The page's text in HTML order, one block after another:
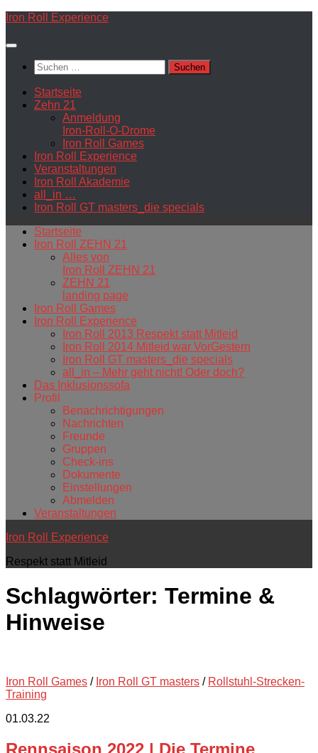
Zum
springen
Iron Roll Experience
Suchen
nach:
Startseite
Zehn 21
Anmeldung
Iron-Roll-O-Drome
Iron Roll Games
Iron Roll Experience
Veranstaltungen
Iron Roll Akademie
all_in …
Iron Roll GT masters_die specials
Startseite
Iron Roll ZEHN 21
Alles von
Iron Roll ZEHN 21
ZEHN 21
landing page
Iron Roll Games
Iron Roll Experience
Iron Roll 2013 Respekt statt Mitleid
Iron Roll 2014 Mitleid war VorGestern
Iron Roll GT masters_die specials
all_in – Mehr geht nicht! Oder doch?
Das Inklusionssofa
Profil
Benachrichtigungen
Nachrichten
Freunde
Gruppen
Check-ins
Dokumente
Einstellungen
Abmelden
Veranstaltungen
Iron Roll Experience
Respekt statt Mitleid
Schlagwörter: Termine &
Hinweise
Iron Roll Games / Iron Roll GT masters / Rollstuhl-Strecken-
Training
01.03.22
Rennsaison 2022 | Die Termine